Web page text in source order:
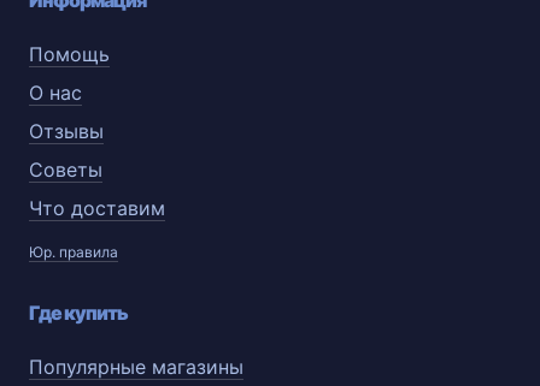
Помощь
О нас
Отзывы
Советы
Что доставим
Юр. правила
Где купить
Популярные магазины